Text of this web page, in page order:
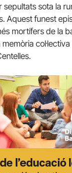
sepultats sota la
Aquest funest
mortífers de la